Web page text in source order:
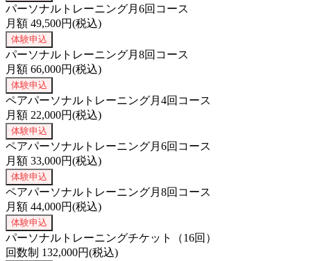
パーソナルトレーニング月6回コース
月額 49,500円(税込)
体験申込
パーソナルトレーニング月8回コース
月額 66,000円(税込)
体験申込
ペアパーソナルトレーニング月4回コース
月額 22,000円(税込)
体験申込
ペアパーソナルトレーニング月6回コース
月額 33,000円(税込)
体験申込
ペアパーソナルトレーニング月8回コース
月額 44,000円(税込)
体験申込
パーソナルトレーニングチケット（16回）
回数制 132,000円(税込)